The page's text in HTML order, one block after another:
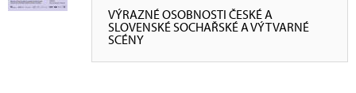
VÝRAZNÉ OSOBNOSTI ČESKÉ A
SLOVENSKÉ SOCHAŘSKÉ A VÝTVARNÉ
SCÉNY